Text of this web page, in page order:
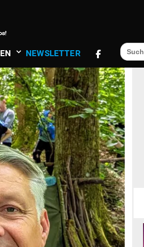
NEWS­LETTER
Search
for: